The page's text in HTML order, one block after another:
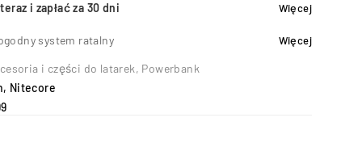
i zapłać za 30 dni Więcej
system ratalny Więcej
i części do latarek, Powerbank
, Nitecore